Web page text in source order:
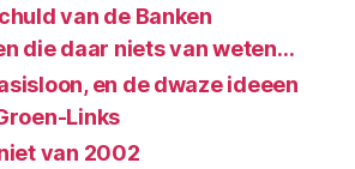
van de Banken
die daar niets van weten…
en de dwaze ideeen
Links
van 2002